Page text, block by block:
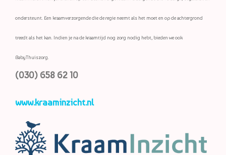
ondersteunt. Een kraamverzorgende die de regie neemt als het moet en op de achtergrond
treedt als het kan. Indien je na de kraamtijd nog zorg nodig hebt, bieden we ook
BabyThuiszorg.
(030) 658 62 10
www.kraaminzicht.nl